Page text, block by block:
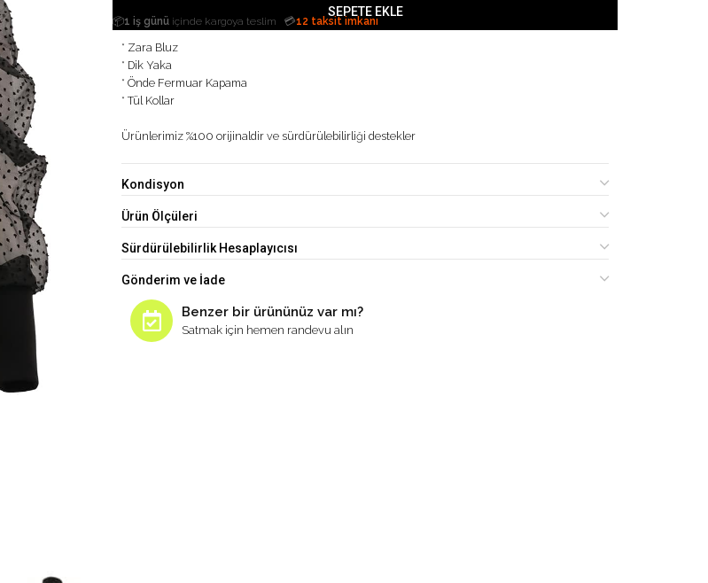
SEPETE EKLE
📦1 iş günü içinde kargoya teslim 💳12 taksit imkanı
* Zara Bluz
* Dik Yaka
* Önde Fermuar Kapama
* Tül Kollar
Ürünlerimiz %100 orijinaldir ve sürdürülebilirliği destekler
Kondisyon
Ürün Ölçüleri
Sürdürülebilirlik Hesaplayıcısı
Gönderim ve İade
Benzer bir ürününüz var mı?
Satmak için hemen randevu alın